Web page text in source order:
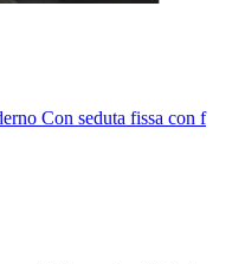
Con seduta fissa con f